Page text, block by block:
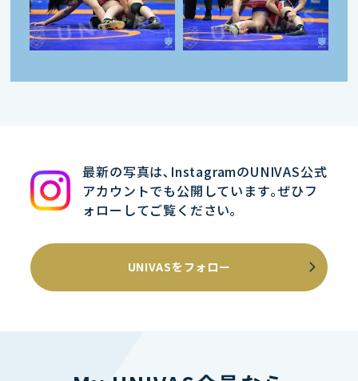
最新の写真は､InstagramのUNIVAS公式
アカウントでも公開しています｡ぜひフ
ォローしてご覧ください｡
UNIVASをフォロー